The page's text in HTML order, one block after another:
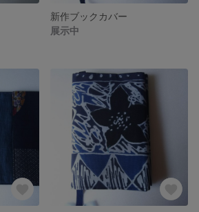
新作ブックカバー
展示中